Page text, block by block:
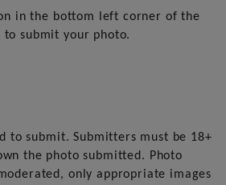
in the bottom left corner of the
to submit your photo.
to submit. Submitters must be 18+
the photo submitted. Photo
only appropriate images